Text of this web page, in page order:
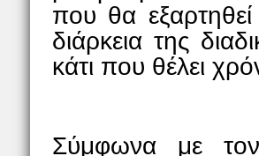
που θα
διάρκεια της
κάτι που θέλει
Σύμφωνα με